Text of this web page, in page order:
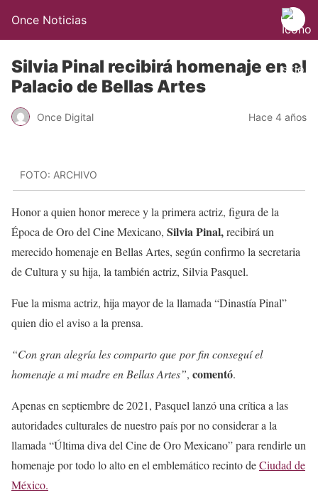
Once Noticias
Silvia Pinal recibirá homenaje en el
Palacio de Bellas Artes
Once Digital Hace 4 años
FOTO: ARCHIVO
Honor a quien honor merece y la primera actriz, figura de la
Época de Oro del Cine Mexicano, Silvia Pinal,recibirá un
merecido homenaje en Bellas Artes, según confirmo la secretaria
de Cultura y su hija, la también actriz, Silvia Pasquel.
Fue la misma actriz, hija mayor de la llamada “Dinastía Pinal”
quien dio el aviso a la prensa.
“Con gran alegría les comparto que por fin conseguí el
homenaje a mi madre en Bellas Artes”, comentó.
Apenas en septiembre de 2021, Pasquel lanzó una crítica a las
autoridades culturales de nuestro país por no considerar a la
llamada “Última diva del Cine de Oro Mexicano” para rendirle un
homenaje por todo lo alto en el emblemático recinto deCiudad de
México.